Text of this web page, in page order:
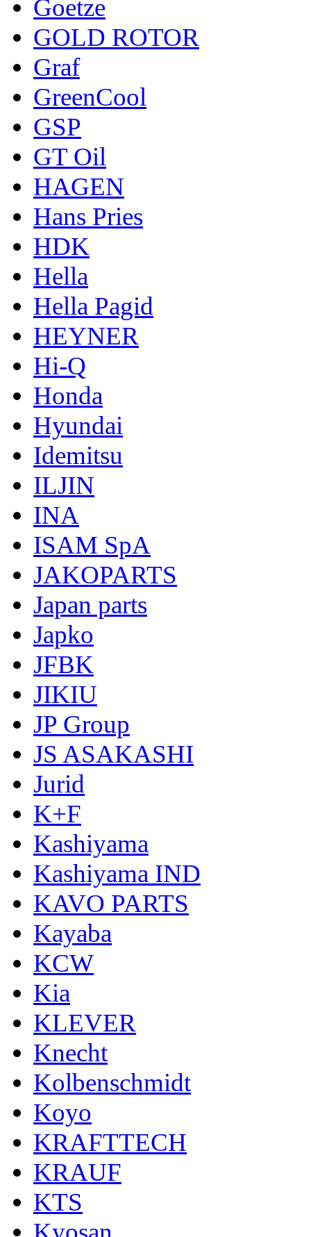
Goetze
GOLD ROTOR
Graf
GreenCool
GSP
GT Oil
HAGEN
Hans Pries
HDK
Hella
Hella Pagid
HEYNER
Hi-Q
Honda
Hyundai
Idemitsu
ILJIN
INA
ISAM SpA
JAKOPARTS
Japan parts
Japko
JFBK
JIKIU
JP Group
JS ASAKASHI
Jurid
K+F
Kashiyama
Kashiyama IND
KAVO PARTS
Kayaba
KCW
Kia
KLEVER
Knecht
Kolbenschmidt
Koyo
KRAFTTECH
KRAUF
KTS